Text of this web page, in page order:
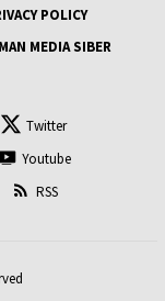
POLICY
MEDIA SIBER
Twitter
Youtube
RSS